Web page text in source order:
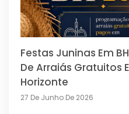
Festas Juninas Em
De Arraiás Gratuitos
Horizonte
27 De Junho De 2026